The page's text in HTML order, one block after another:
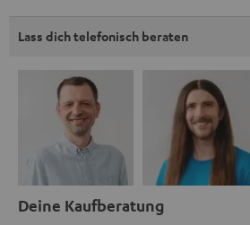
Lass dich telefonisch beraten
Deine Kaufberatung